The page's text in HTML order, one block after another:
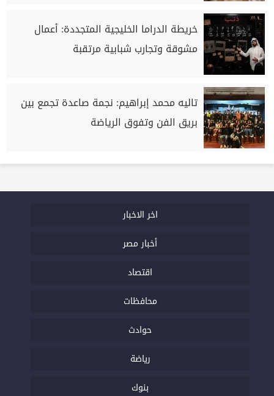
خريطة الدراما الخليجية المتجددة: أعمال
مشوقة وتجارب شبابية مرتقبة
تاليه محمد إبراهيم: نجمة صاعدة تجمع بين
بريق الفن وتفوق الرياضة
اخر الاخبار
أخبار مصر
اقتصاد
محافظات
حوادث
رياضة
بنوك